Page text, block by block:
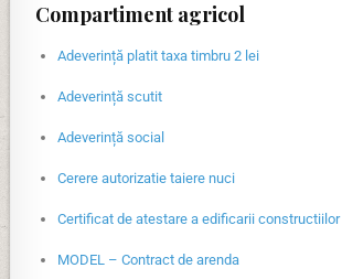
Compartiment agricol
Adeverință platit taxa timbru 2 lei
Adeverință scutit
Adeverință social
Cerere autorizatie taiere nuci
Certificat de atestare a edificarii constructiilor
MODEL – Contract de arenda